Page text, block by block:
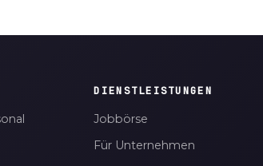
DIENSTLEISTUNGEN
Jobbörse
Für Unternehmen